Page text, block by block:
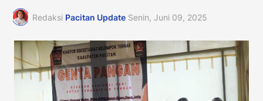
Redaksi Pacitan Update Senin, Juni 09, 2025